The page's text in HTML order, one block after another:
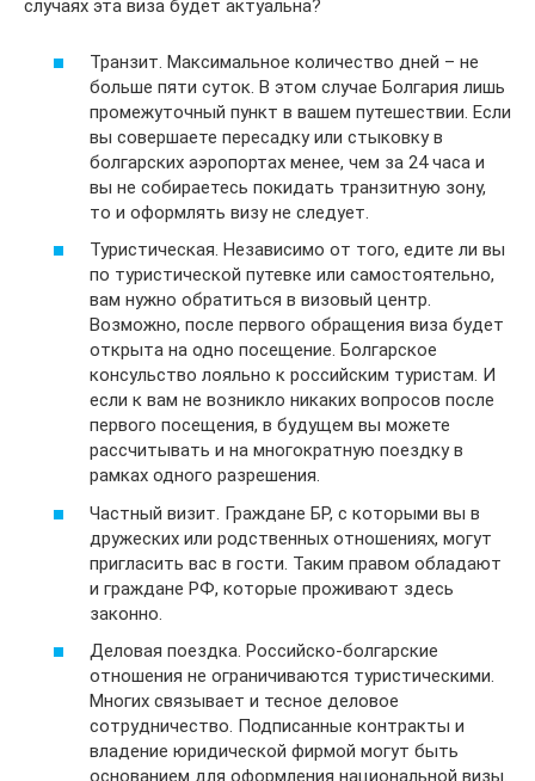
случаях эта виза будет актуальна?
Транзит. Максимальное количество дней – не
больше пяти суток. В этом случае Болгария лишь
промежуточный пункт в вашем путешествии. Если
вы совершаете пересадку или стыковку в
болгарских аэропортах менее, чем за 24 часа и
вы не собираетесь покидать транзитную зону,
то и оформлять визу не следует.
Туристическая. Независимо от того, едите ли вы
по туристической путевке или самостоятельно,
вам нужно обратиться в визовый центр.
Возможно, после первого обращения виза будет
открыта на одно посещение. Болгарское
консульство лояльно к российским туристам. И
если к вам не возникло никаких вопросов после
первого посещения, в будущем вы можете
рассчитывать и на многократную поездку в
рамках одного разрешения.
Частный визит. Граждане БР, с которыми вы в
дружеских или родственных отношениях, могут
пригласить вас в гости. Таким правом обладают
и граждане РФ, которые проживают здесь
законно.
Деловая поездка. Российско-болгарские
отношения не ограничиваются туристическими.
Многих связывает и тесное деловое
сотрудничество. Подписанные контракты и
владение юридической фирмой могут быть
основанием для оформления национальной визы.